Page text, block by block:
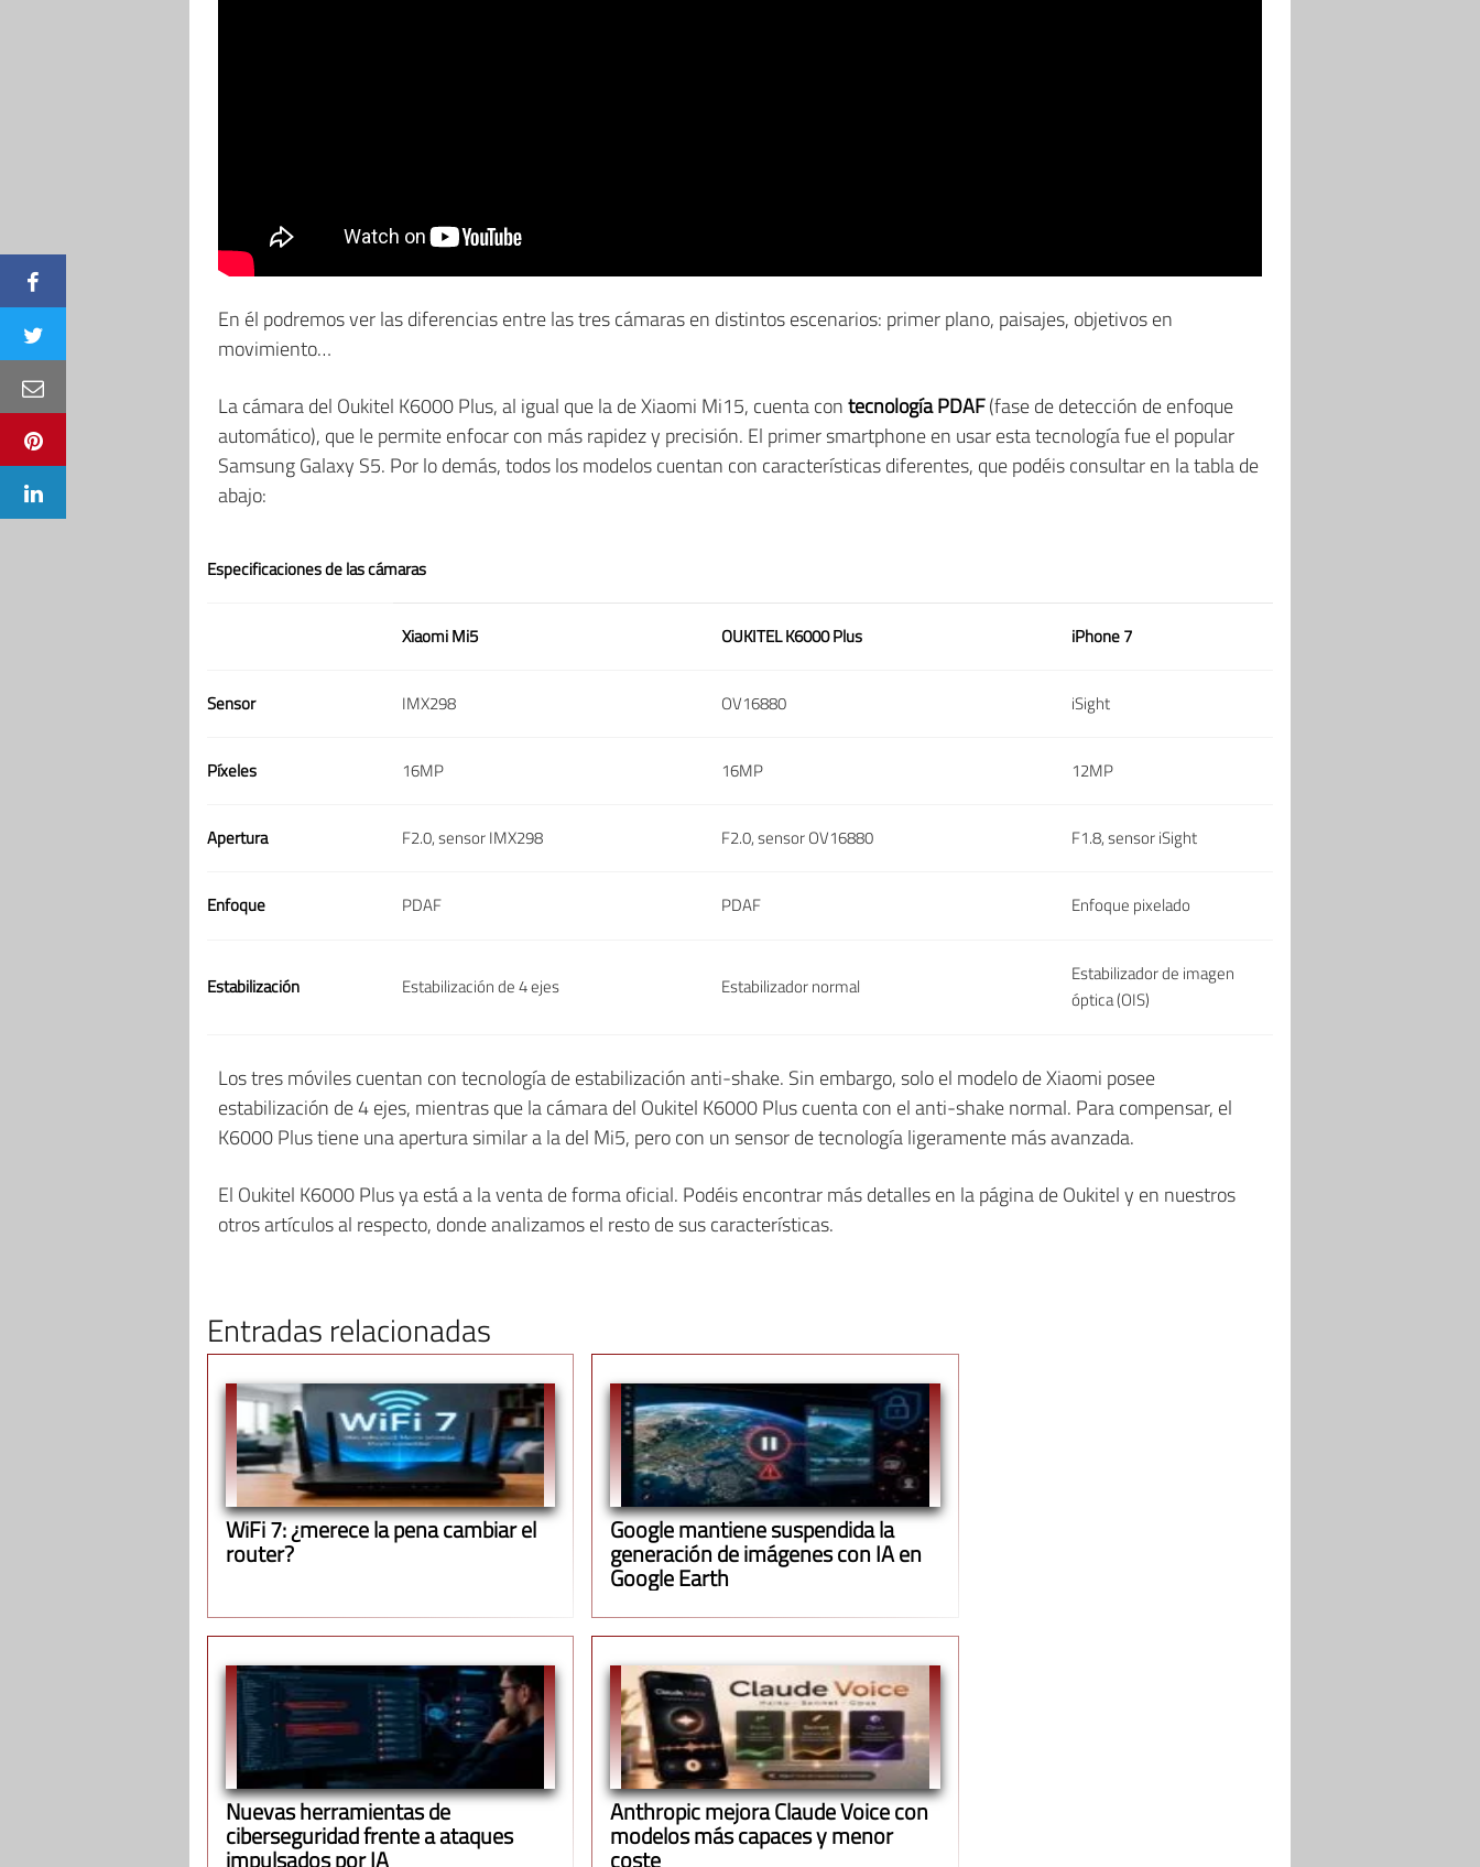
En él podremos ver las diferencias entre las tres cámaras en distintos escenarios: primer plano, paisajes, objetivos en
movimiento…
La cámara del Oukitel K6000 Plus, al igual que la de Xiaomi Mi15, cuenta contecnología PDAF(fase de detección de enfoque
automático), que le permite enfocar con más rapidez y precisión. El primer smartphone en usar esta tecnología fue el popular
Samsung Galaxy S5. Por lo demás, todos los modelos cuentan con características diferentes, que podéis consultar en la tabla de
abajo:
Especificaciones de las cámaras
Xiaomi Mi5 OUKITEL K6000 Plus iPhone 7
Sensor IMX298 OV16880 iSight
Píxeles 16MP 16MP 12MP
Apertura F2.0, sensor IMX298 F2.0, sensor OV16880 F1.8, sensor iSight
Enfoque PDAF PDAF Enfoque pixelado
Estabilización Estabilización de 4 ejes Estabilizador normal
Estabilizador de imagen
óptica (OIS)
Los tres móviles cuentan con tecnología de estabilización anti-shake. Sin embargo, solo el modelo de Xiaomi posee
estabilización de 4 ejes, mientras que la cámara del Oukitel K6000 Plus cuenta con el anti-shake normal. Para compensar, el
K6000 Plus tiene una apertura similar a la del Mi5, pero con un sensor de tecnología ligeramente más avanzada.
El Oukitel K6000 Plus ya está a la venta de forma oficial. Podéis encontrar más detalles en la página de Oukitel y en nuestros
otros artículos al respecto, donde analizamos el resto de sus características.
Entradas relacionadas
WiFi 7: ¿merece la pena cambiar el
router?
Google mantiene suspendida la
generación de imágenes con IA en
Google Earth
Nuevas herramientas de
ciberseguridad frente a ataques
Anthropic mejora Claude Voice con
modelos más capaces y menor